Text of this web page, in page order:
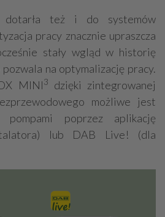
dotarła też i do systemów
pracy znacznie upraszcza
stały wgląd w historię
pozwala na optymalizację pracy.
MINI3
dzięki zintegrowanej
możliwe jest
pompami poprzez aplikację
lub DAB Live! (dla